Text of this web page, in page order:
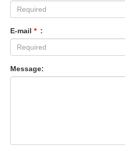
E-mail * :
Message: